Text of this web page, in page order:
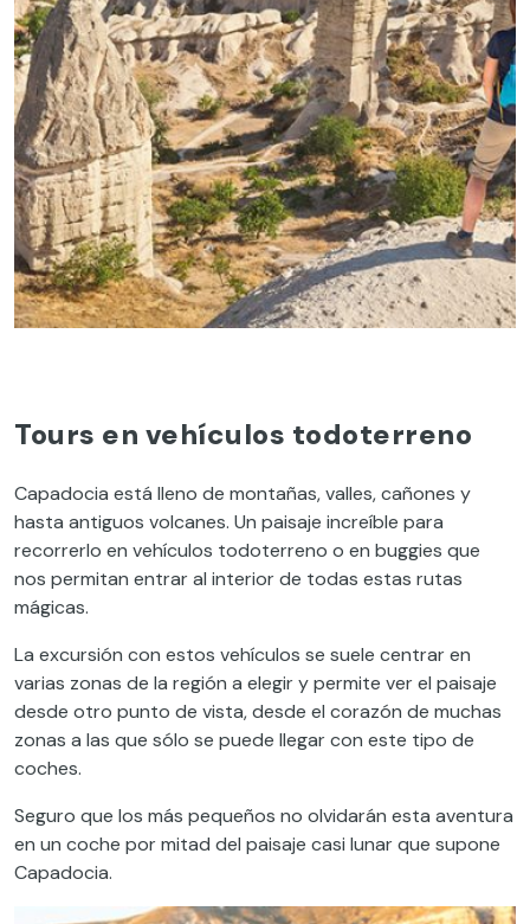
Tours en vehículos todoterreno
Capadocia está lleno de montañas, valles, cañones y
hasta antiguos volcanes. Un paisaje increíble para
recorrerlo en vehículos todoterreno o en buggies que
nos permitan entrar al interior de todas estas rutas
mágicas.
La excursión con estos vehículos se suele centrar en
varias zonas de la región a elegir y permite ver el paisaje
desde otro punto de vista, desde el corazón de muchas
zonas a las que sólo se puede llegar con este tipo de
coches.
Seguro que los más pequeños no olvidarán esta aventura
en un coche por mitad del paisaje casi lunar que supone
Capadocia.